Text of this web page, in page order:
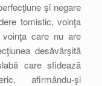
şi negare
tomistic, voinţa
care nu are
desăvârşită
care sfidează
afirmându-şi